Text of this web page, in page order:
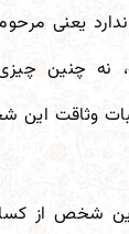
یعنی
نه چنین
وثاقت این
شخص از